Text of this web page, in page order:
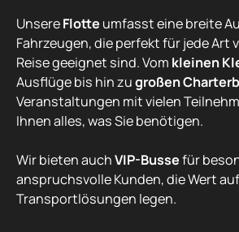
UnsereFlotte umfasst eine breite
Fahrzeugen, die perfekt für jede Art
Reise geeignet sind. Vom kleinen
Ausflüge bis hin zugroßen
Veranstaltungen mit vielen
Ihnen alles, was Sie benötigen.
Wir bieten auchVIP-Bussefür
anspruchsvolle Kunden, die Wert
Transportlösungen legen.